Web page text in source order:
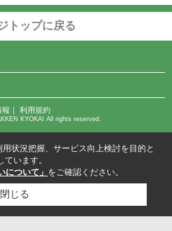
トップに戻る
報 ｜ 利用規約
KYOKAI All rights reserved.
状況把握、サービス向上検討を目的と
います。
について」 をご確認ください。
閉じる